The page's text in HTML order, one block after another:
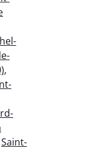
,
Saint-